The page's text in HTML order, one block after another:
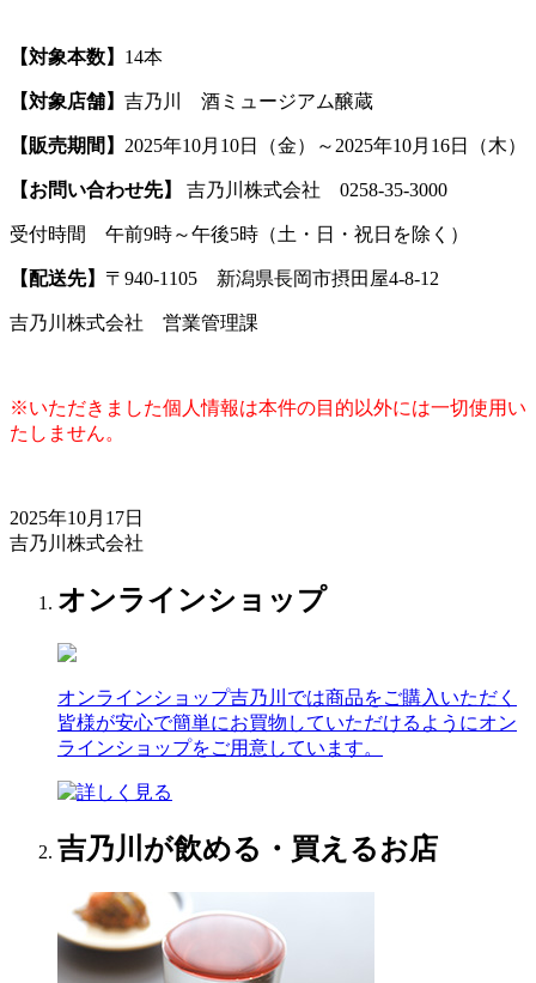
【対象本数】 14本
【対象店舗】 吉乃川 酒ミュージアム醸蔵
【販売期間】 2025年10月10日（金）～2025年10月16日（木）
【お問い合わせ先】 吉乃川株式会社 0258-35-3000
受付時間 午前9時～午後5時（土・日・祝日を除く）
【配送先】 〒940-1105 新潟県長岡市摂田屋4-8-12
吉乃川株式会社 営業管理課
※いただきました個人情報は本件の目的以外には一切使用い
たしません。
2025年10月17日
吉乃川株式会社
オンラインショップ
オンラインショップ吉乃川では商品をご購入いただく
皆様が安心で簡単にお買物していただけるようにオン
ラインショップをご用意しています。
吉乃川が飲める・買えるお店